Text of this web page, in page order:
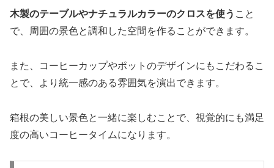
木製のテーブルやナチュラルカラーのクロスを使う こと
で、周囲の景色と調和した空間を作ることができます。
また、コーヒーカップやポットのデザインにもこだわるこ
とで、より統一感のある雰囲気を演出できます。
箱根の美しい景色と一緒に楽しむことで、視覚的にも満足
度の高いコーヒータイムになります。